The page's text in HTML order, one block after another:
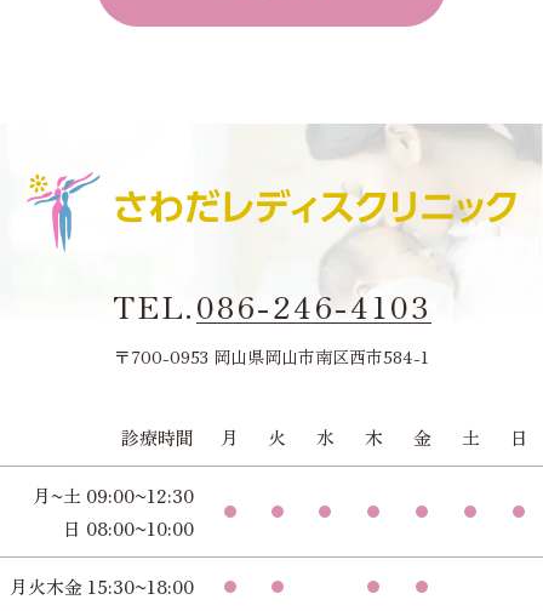
TEL.086-246-4103
〒700-0953 岡山県岡山市南区西市584-1
診療時間 月 火 水 木 金 土 日
月~土 09:00~12:30
日 08:00~10:00
月火木金 15:30~18:00